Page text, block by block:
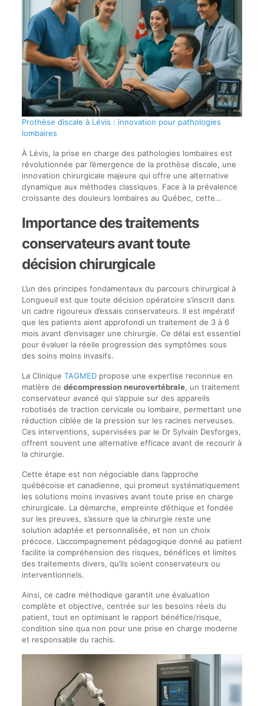
Prothèse discale à Lévis : innovation pour pathologies
lombaires
À Lévis, la prise en charge des pathologies lombaires est
révolutionnée par l’émergence de la prothèse discale, une
innovation chirurgicale majeure qui offre une alternative
dynamique aux méthodes classiques. Face à la prévalence
croissante des douleurs lombaires au Québec, cette…
Importance des traitements
conservateurs avant toute
décision chirurgicale
L’un des principes fondamentaux du parcours chirurgical à
Longueuil est que toute décision opératoire s’inscrit dans
un cadre rigoureux d’essais conservateurs. Il est impératif
que les patients aient approfondi un traitement de 3 à 6
mois avant d’envisager une chirurgie. Ce délai est essentiel
pour évaluer la réelle progression des symptômes sous
des soins moins invasifs.
La Clinique TAGMEDpropose une expertise reconnue en
matière de décompression neurovertébrale, un traitement
conservateur avancé qui s’appuie sur des appareils
robotisés de traction cervicale ou lombaire, permettant une
réduction ciblée de la pression sur les racines nerveuses.
Ces interventions, supervisées par le Dr Sylvain Desforges,
offrent souvent une alternative efficace avant de recourir à
la chirurgie.
Cette étape est non négociable dans l’approche
québécoise et canadienne, qui promeut systématiquement
les solutions moins invasives avant toute prise en charge
chirurgicale. La démarche, empreinte d’éthique et fondée
sur les preuves, s’assure que la chirurgie reste une
solution adaptée et personnalisée, et non un choix
précoce. L’accompagnement pédagogique donné au patient
facilite la compréhension des risques, bénéfices et limites
des traitements divers, qu’ils soient conservateurs ou
interventionnels.
Ainsi, ce cadre méthodique garantit une évaluation
complète et objective, centrée sur les besoins réels du
patient, tout en optimisant le rapport bénéfice/risque,
condition sine qua non pour une prise en charge moderne
et responsable du rachis.